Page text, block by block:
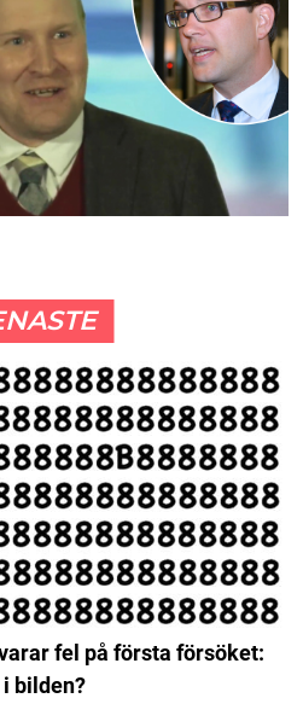
fel på första försöket:
bilden?